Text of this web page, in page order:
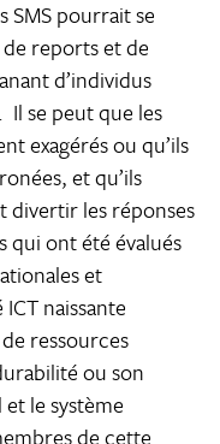
SMS pourrait se
reports et de
d’individus
se peut que les
exagérés ou qu’ils
et qu’ils
divertir les réponses
qui ont été évalués
et
naissante
ressources
ou son
le système
de cette